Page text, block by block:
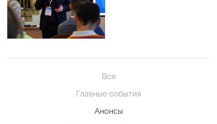
Все
Главные события
Анонсы